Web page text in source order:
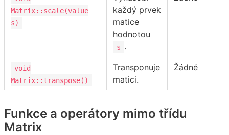
Matrix::scale(value
s)
každý prvek
matice
hodnotou
s .
void
Matrix::transpose()
Transponuje
matici.
Žádné
Funkce a operátory mimo třídu
Matrix